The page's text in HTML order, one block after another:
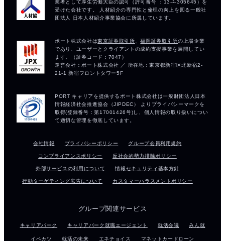
会社情報 プライバシーポリシー グループ会員利用規約
コンプライアンスポリシー 反社会的勢力排除ポリシー
外部サービスの利用について 情報セキュリティ基本方針
行動ターゲティング広告について カスタマーハラスメントポリシー